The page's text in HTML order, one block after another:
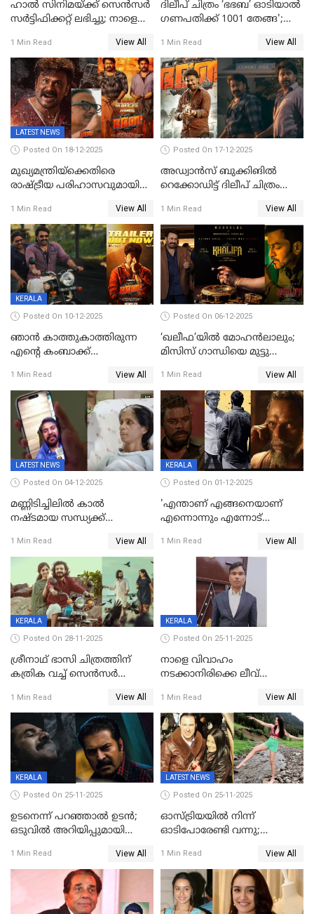
ഹാല്‍ സിനിമയ്ക്ക് സെന്‍സര്‍
സര്‍ട്ടിഫിക്കറ്റ് ലഭിച്ചു; നാളെ
1 Min Read View All
ദിലീപ് ചിത്രം ‘ഭഭബ’ ഓടിയാൽ
ഗണപതിക്ക് 1001 തേങ്ങ';
1 Min Read View All
LATEST NEWS
Posted On 18-12-2025
മുഖ്യമന്ത്രിയ്ക്കെതിരെ
രാഷ്ട്രീയ പരിഹാസവുമായി
1 Min Read View All
Posted On 17-12-2025
അഡ്വാൻസ് ബുക്കിങിൽ
റെക്കോഡിട്ട് ദിലീപ് ചിത്രം
റെക്കോർഡ് വിൽപ്പന;
മണിക്കൂറില്‍ വിറ്റത്
1000ത്തിന് മുകളിൽ ടിക്കറ്റ്
1 Min Read View All
KERALA
Posted On 10-12-2025
ഞാന്‍ കാത്തുകാത്തിരുന്ന
എന്റെ കംബാക്ക്
പുറത്ത്
1 Min Read View All
Posted On 06-12-2025
‘ഖലീഫ’യിൽ മോഹൻലാലും;
മിസിസ് ഗാന്ധിയെ മുട്ടു
അഹമ്മദ് അലിയായെത്തും
1 Min Read View All
LATEST NEWS
Posted On 04-12-2025
മണ്ണിടിച്ചിലിൽ കാല്‍
നഷ്ടമായ സന്ധ്യക്ക്
വീഡിയോകോൾ;
കൃത്രിമക്കാല്‍ നല്‍കാമെന്ന്
താരം, വീട്
നിര്‍മിക്കുന്നതിനുള്ള
ഇടപെടലും നടത്തും
1 Min Read View All
KERALA
Posted On 01-12-2025
'എന്താണ് എങ്ങനെയാണ്
എന്നൊന്നും എന്നോട്
താനുമുണ്ടെന്ന് വിനായകൻ
1 Min Read View All
KERALA
Posted On 28-11-2025
ശ്രീനാഥ് ഭാസി ചിത്രത്തിന്
കത്രിക വച്ച് സെൻസർ
മാറ്റണം';പൊങ്കാല റിലീസ് മാറ്റി
1 Min Read View All
KERALA
Posted On 25-11-2025
നാളെ വിവാഹം
നടക്കാനിരിക്കെ ലീവ്
സൂപ്പർവൈസർ
ജീവനൊടുക്കി
1 Min Read View All
KERALA
Posted On 25-11-2025
ഉടനെന്ന് പറഞ്ഞാൽ ഉടൻ;
ഒടുവിൽ അറിയിപ്പുമായി
റിലീസ് തീയതി പുറത്ത്
1 Min Read View All
LATEST NEWS
Posted On 25-11-2025
ഓസ്ട്രിയയിൽ നിന്ന്
ഓടിപോരേണ്ടി വന്നു;
ശാരീരികമായും ഉപദ്രവിച്ചു;
ഭർത്താവിനെതിരെ 50 കോടി
രൂപ നഷ്ടപരിഹാരം
ആവശ്യപ്പെട്ട് മുൻ മിസ് ഇന്ത്യ
1 Min Read View All